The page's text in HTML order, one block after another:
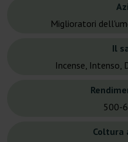
Miglioratori
Il
Incense, Intenso,
500-
Coltura